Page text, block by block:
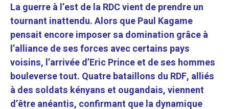
La guerre à l’est de la RDC vient de prendre un
tournant inattendu. Alors que Paul Kagame
pensait encore imposer sa domination grâce à
l’alliance de ses forces avec certains pays
voisins, l’arrivée d’Eric Prince et de ses hommes
bouleverse tout. Quatre bataillons du RDF, alliés
à des soldats kényans et ougandais, viennent
d’être anéantis, confirmant que la dynamique